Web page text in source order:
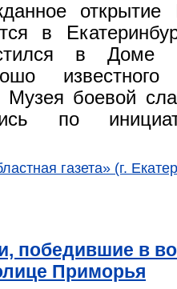
в
в Доме
Музея боевой
по
газета» (г.
победившие в
Приморья